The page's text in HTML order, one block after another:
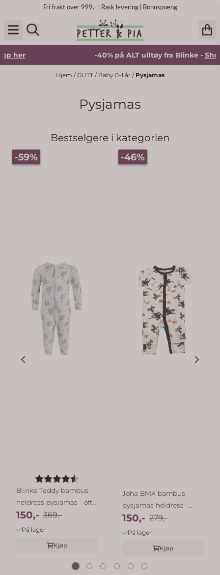
Hopp til innholdFri frakt over 999,- | Rask levering | Bonuspoeng
-40% på ALT ulltøy fra Blinke - Shop her
Hjem /GUTT / Baby 0-1 år / Pysjamas
Pysjamas
Bestselgere i kategorien
mulige
-59%
Karakter:
Blinke Teddy bambus
heldress pysjamas - off
white
150,- 369,-
På lager
Kjøp
-46%
Joha BMX bambus
pysjamas heldress -
marineblå
150,- 279,-
På lager
Kjøp